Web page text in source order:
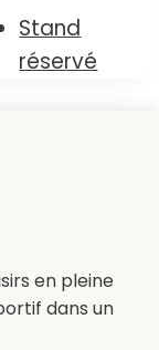
Stand
réservé
en pleine
dans un